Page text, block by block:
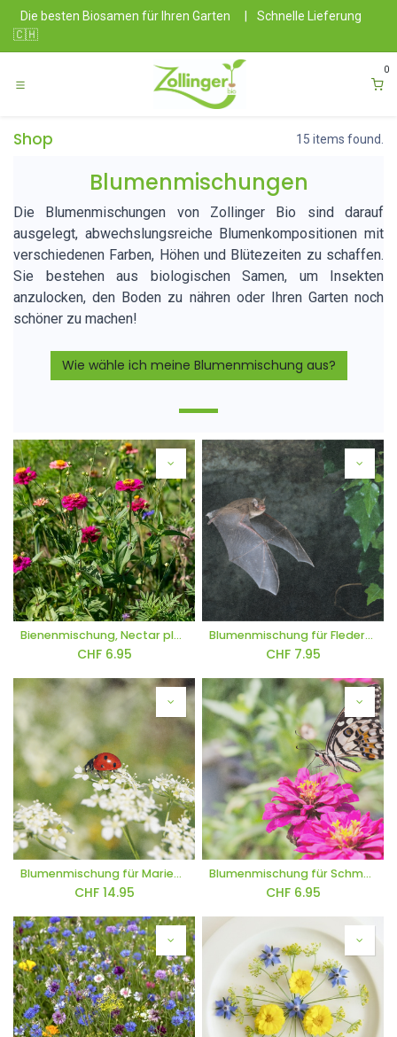
Zum Inhalt springen
Die besten Biosamen für Ihren Garten
Schnelle Lieferung
🇨🇭
0
Shop 15 items found.
Blumenmischungen
Die Blumenmischungen von Zollinger Bio sind darauf
ausgelegt, abwechslungsreiche Blumenkompositionen mit
verschiedenen Farben, Höhen und Blütezeiten zu schaffen.
Sie bestehen aus biologischen Samen, um Insekten
anzulocken, den Boden zu nähren oder Ihren Garten noch
schöner zu machen!
Wie wähle ich meine Blumenmischung aus?
Bienenmischung, Nectar plus (einjährig)
CHF 6.95
Blumenmischung für Fledermäuse
CHF 7.95
Blumenmischung für Marienkäfer
CHF 14.95
Blumenmischung für Schmetterlinge
CHF 6.95